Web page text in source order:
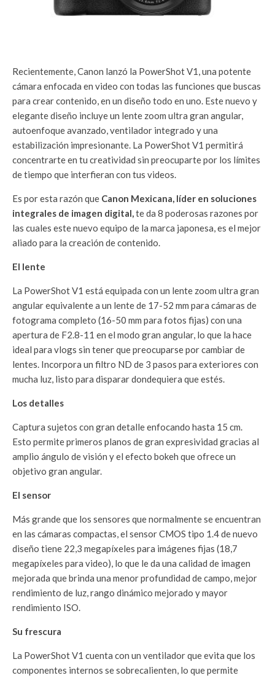
Recientemente, Canon lanzó la PowerShot V1, una potente
cámara enfocada en video con todas las funciones que buscas
para crear contenido, en un diseño todo en uno. Este nuevo y
elegante diseño incluye un lente zoom ultra gran angular,
autoenfoque avanzado, ventilador integrado y una
estabilización impresionante. La PowerShot V1 permitirá
concentrarte en tu creatividad sin preocuparte por los límites
de tiempo que interfieran con tus videos.
Es por esta razón que Canon Mexicana, líder en soluciones
integrales de imagen digital,te da 8 poderosas razones por
las cuales este nuevo equipo de la marca japonesa, es el mejor
aliado para la creación de contenido.
El lente
La PowerShot V1 está equipada con un lente zoom ultra gran
angular equivalente a un lente de 17-52 mm para cámaras de
fotograma completo (16-50 mm para fotos fijas) con una
apertura de F2.8-11 en el modo gran angular, lo que la hace
ideal para vlogs sin tener que preocuparse por cambiar de
lentes. Incorpora un filtro ND de 3 pasos para exteriores con
mucha luz, listo para disparar dondequiera que estés.
Los detalles
Captura sujetos con gran detalle enfocando hasta 15 cm.
Esto permite primeros planos de gran expresividad gracias al
amplio ángulo de visión y el efecto bokeh que ofrece un
objetivo gran angular.
El sensor
Más grande que los sensores que normalmente se encuentran
en las cámaras compactas, el sensor CMOS tipo 1.4 de nuevo
diseño tiene 22,3 megapíxeles para imágenes fijas (18,7
megapíxeles para video), lo que le da una calidad de imagen
mejorada que brinda una menor profundidad de campo, mejor
rendimiento de luz, rango dinámico mejorado y mayor
rendimiento ISO.
Su frescura
La PowerShot V1 cuenta con un ventilador que evita que los
componentes internos se sobrecalienten, lo que permite